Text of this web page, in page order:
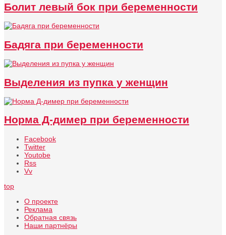
Болит левый бок при беременности
Бадяга при беременности
Выделения из пупка у женщин
Норма Д-димер при беременности
Facebook
Twitter
Youtobe
Rss
Vv
top
О проекте
Реклама
Обратная связь
Наши партнёры